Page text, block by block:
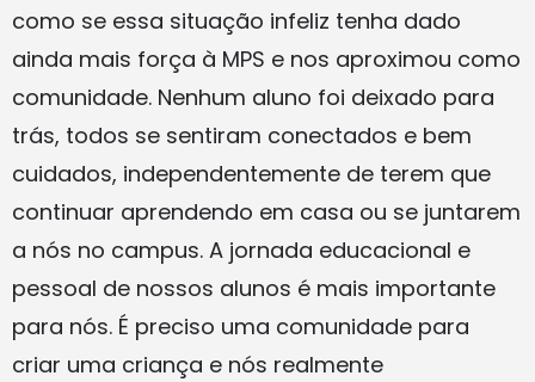
como se essa situação infeliz tenha dado
ainda mais força à MPS e nos aproximou como
comunidade. Nenhum aluno foi deixado para
trás, todos se sentiram conectados e bem
cuidados, independentemente de terem que
continuar aprendendo em casa ou se juntarem
a nós no campus. A jornada educacional e
pessoal de nossos alunos é mais importante
para nós. É preciso uma comunidade para
criar uma criança e nós realmente